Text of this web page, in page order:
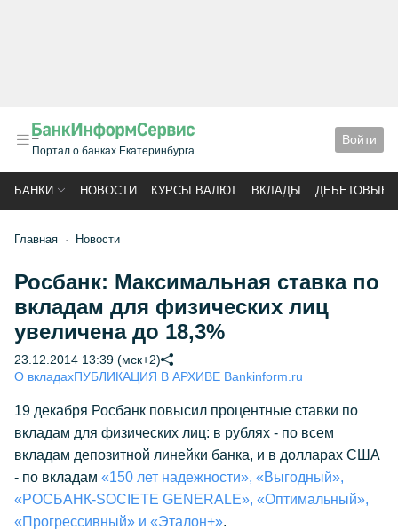
Портал о банках Екатеринбурга
Войти
БАНКИ НОВОСТИ КУРСЫ ВАЛЮТ ВКЛАДЫ ДЕБЕТОВЫЕ
Главная Новости
Росбанк: Максимальная ставка по
вкладам для физических лиц
увеличена до 18,3%
23.12.2014 13:39 (мск+2)
О вкладахПУБЛИКАЦИЯ В АРХИВЕ Bankinform.ru
19 декабря Росбанк повысил процентные ставки по
вкладам для физических лиц: в рублях - по всем
вкладам депозитной линейки банка, и в долларах США
- по вкладам «150 лет надежности», «Выгодный»,
«РОСБАНК-SOСIETE GENERALE», «Оптимальный»,
«Прогрессивный» и «Эталон+».